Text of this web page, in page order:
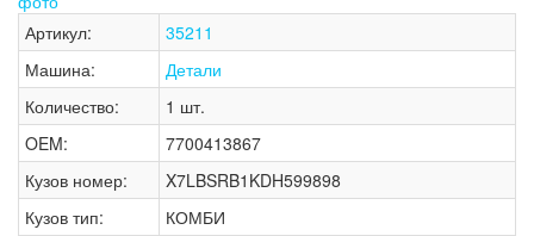
Артикул:
35211
Машина:
Детали
Количество:
1 шт.
OEM:
7700413867
Кузов номер:
X7LBSRB1KDH599898
Кузов тип:
КОМБИ